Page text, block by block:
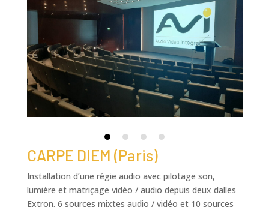
CARPE DIEM (Paris)
Installation d’une régie audio avec pilotage son,
lumière et matriçage vidéo / audio depuis deux dalles
Extron. 6 sources mixtes audio / vidéo et 10 sources